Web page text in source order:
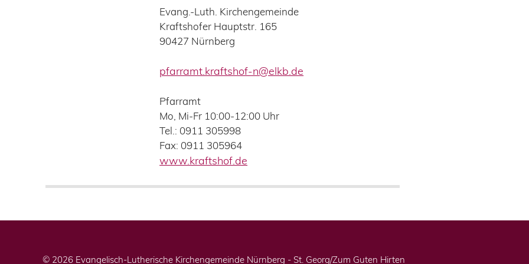
Evang.-Luth. Kirchengemeinde
Kraftshofer Hauptstr. 165
90427 Nürnberg
pfarramt.kraftshof-n@elkb.de
Pfarramt
Mo, Mi-Fr 10:00-12:00 Uhr
Tel.: 0911 305998
Fax: 0911 305964
www.kraftshof.de
© 2026 Evangelisch-Lutherische Kirchengemeinde Nürnberg - St. Georg/Zum Guten Hirten